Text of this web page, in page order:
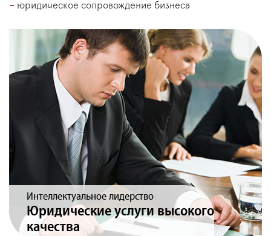
юридическое сопровождение бизнеса
Интеллектуальное лидерство
Юридические услуги высокого
качества